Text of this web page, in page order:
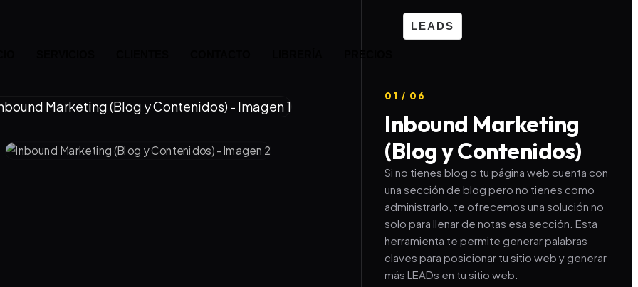
PRECIOS
LEADS
01 / 06
Inbound Marketing
(Blog y Contenidos)
Si no tienes blog o tu página web cuenta con
una sección de blog pero no tienes como
administrarlo, te ofrecemos una solución no
solo para llenar de notas esa sección. Esta
herramienta te permite generar palabras
claves para posicionar tu sitio web y generar
más LEADs en tu sitio web.